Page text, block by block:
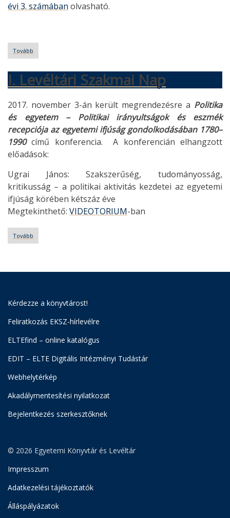
évi 3. számában olvasható.
Tovább
Levéltári
Nap)
I. Levéltári Szakmai Nap
2017. november 3-án került megrendezésre a Politika
és egyetem – Politikai irányultságok és eszmék
recepciója az egyetemi ifjúság gondolkodásában 1780–
1990című konferencia. A konferencián elhangzott
előadások:
Ugrai János: Szakszerűség, tudományosság,
kritikusság – a politikai aktivitás kezdetei az egyetemi
ifjúság körében kétszáz éve
Megtekinthető: VIDEOTORIUM-ban
Tovább
Levéltári
Kérdezze a könyvtárost!
Feliratkozás EKSZ-hírlevélre
ELTEfind – online katalógus
EDIT – ELTE Digitális Intézményi Tudástár
Webhelytérkép
Akadálymentesítési nyilatkozat
Bejelentkezés szerkesztőknek
© 2026 Egyetemi Könyvtár és Levéltár
Impresszum
Adatkezelési tájékoztatók
Álláspályázatok